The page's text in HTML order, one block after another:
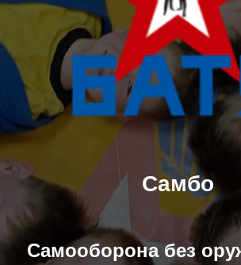
Самбо
Самооборона без